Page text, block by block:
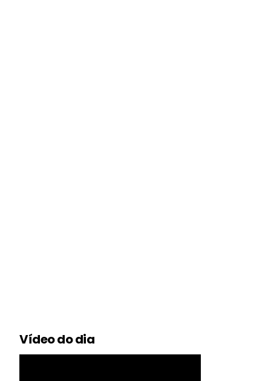
Vídeo do dia